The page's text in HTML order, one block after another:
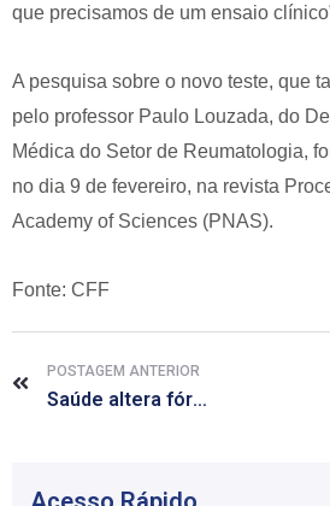
que precisamos de um ensaio
A pesquisa sobre o novo teste, que
pelo professor Paulo Louzada, do
Médica do Setor de Reumatologia,
no dia 9 de fevereiro, na revista
Academy of Sciences (PNAS).
Fonte: CFF
POSTAGEM ANTERIOR
Saúde altera fórmula de reajuste dos preços de medicamentos